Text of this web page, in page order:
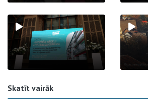
Skatīt vairāk